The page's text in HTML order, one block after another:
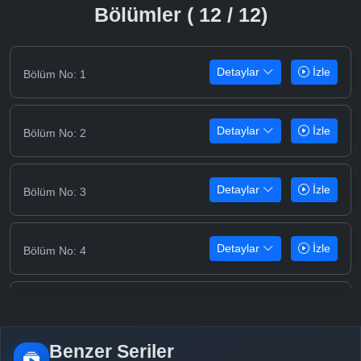
Bölümler ( 12 / 12)
Bölüm No: 1 Detaylar İzle
Bölüm No: 2 Detaylar İzle
Bölüm No: 3 Detaylar İzle
Bölüm No: 4 Detaylar İzle
Benzer Seriler